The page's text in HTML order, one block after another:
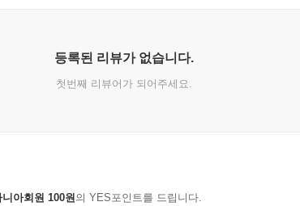
등록된 리뷰가 없습니다.
첫번째 리뷰어가 되어주세요.
아회원 100원의 YES포인트를 드립니다.